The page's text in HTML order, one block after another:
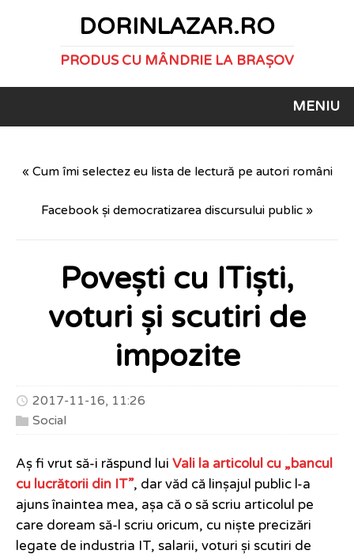
DORINLAZAR.RO
PRODUS CU MÂNDRIE LA BRAȘOV
MENIU
« Cum îmi selectez eu lista de lectură pe autori români
Facebook și democratizarea discursului public »
Povești cu ITiști,
voturi și scutiri de
impozite
2017-11-16, 11:26
Social
Aș fi vrut să-i răspund lui Vali la articolul cu „bancul
cu lucrătorii din IT”, dar văd că linșajul public l-a
ajuns înaintea mea, așa că o să scriu articolul pe
care doream să-l scriu oricum, cu niște precizări
legate de industria IT, salarii, voturi și scutiri de